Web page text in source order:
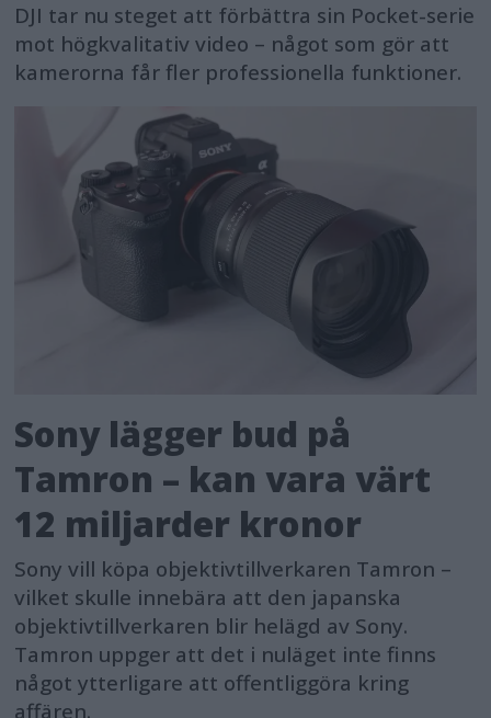
DJI tar nu steget att förbättra sin Pocket-serie
mot högkvalitativ video – något som gör att
kamerorna får fler professionella funktioner.
Sony lägger bud på
Tamron – kan vara värt
12 miljarder kronor
Sony vill köpa objektivtillverkaren Tamron –
vilket skulle innebära att den japanska
objektivtillverkaren blir helägd av Sony.
Tamron uppger att det i nuläget inte finns
något ytterligare att offentliggöra kring
affären.